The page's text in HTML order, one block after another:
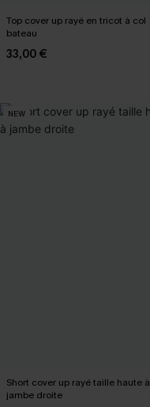
Top cover up rayé en tricot à col
bateau
33,00 €
NEW
Short cover up rayé taille haute à
jambe droite